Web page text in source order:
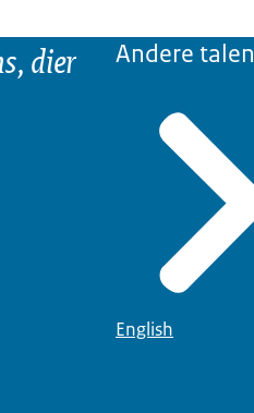
dier
Andere talen
English